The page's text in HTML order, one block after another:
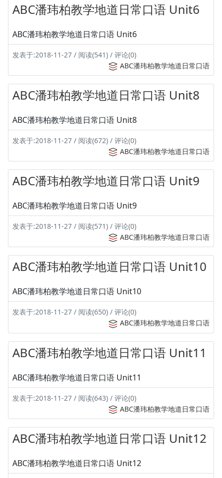
ABC潘玮柏教学地道日常口语 Unit6
ABC潘玮柏教学地道日常口语 Unit6
发表于:2018-11-27 / 阅读(541) / 评论(0)
ABC潘玮柏教学地道日常口语
ABC潘玮柏教学地道日常口语 Unit8
ABC潘玮柏教学地道日常口语 Unit8
发表于:2018-11-27 / 阅读(672) / 评论(0)
ABC潘玮柏教学地道日常口语
ABC潘玮柏教学地道日常口语 Unit9
ABC潘玮柏教学地道日常口语 Unit9
发表于:2018-11-27 / 阅读(571) / 评论(0)
ABC潘玮柏教学地道日常口语
ABC潘玮柏教学地道日常口语 Unit10
ABC潘玮柏教学地道日常口语 Unit10
发表于:2018-11-27 / 阅读(650) / 评论(0)
ABC潘玮柏教学地道日常口语
ABC潘玮柏教学地道日常口语 Unit11
ABC潘玮柏教学地道日常口语 Unit11
发表于:2018-11-27 / 阅读(643) / 评论(0)
ABC潘玮柏教学地道日常口语
ABC潘玮柏教学地道日常口语 Unit12
ABC潘玮柏教学地道日常口语 Unit12